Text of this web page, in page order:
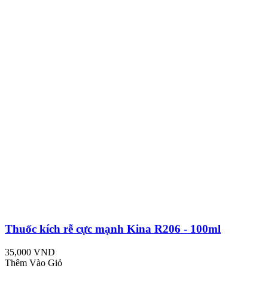
Thuốc kích rễ cực mạnh Kina R206 - 100ml
35,000 VND
Thêm Vào Giỏ